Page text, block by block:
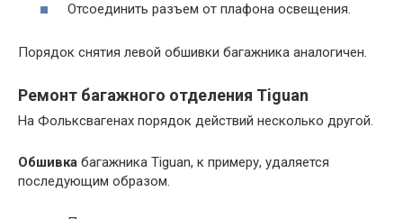
Отсоединить разъем от плафона освещения.
Порядок снятия левой обшивки багажника аналогичен.
Ремонт багажного отделения Tiguan
На Фольксвагенах порядок действий несколько другой.
Обшивка багажника Tiguan, к примеру, удаляется
последующим образом.